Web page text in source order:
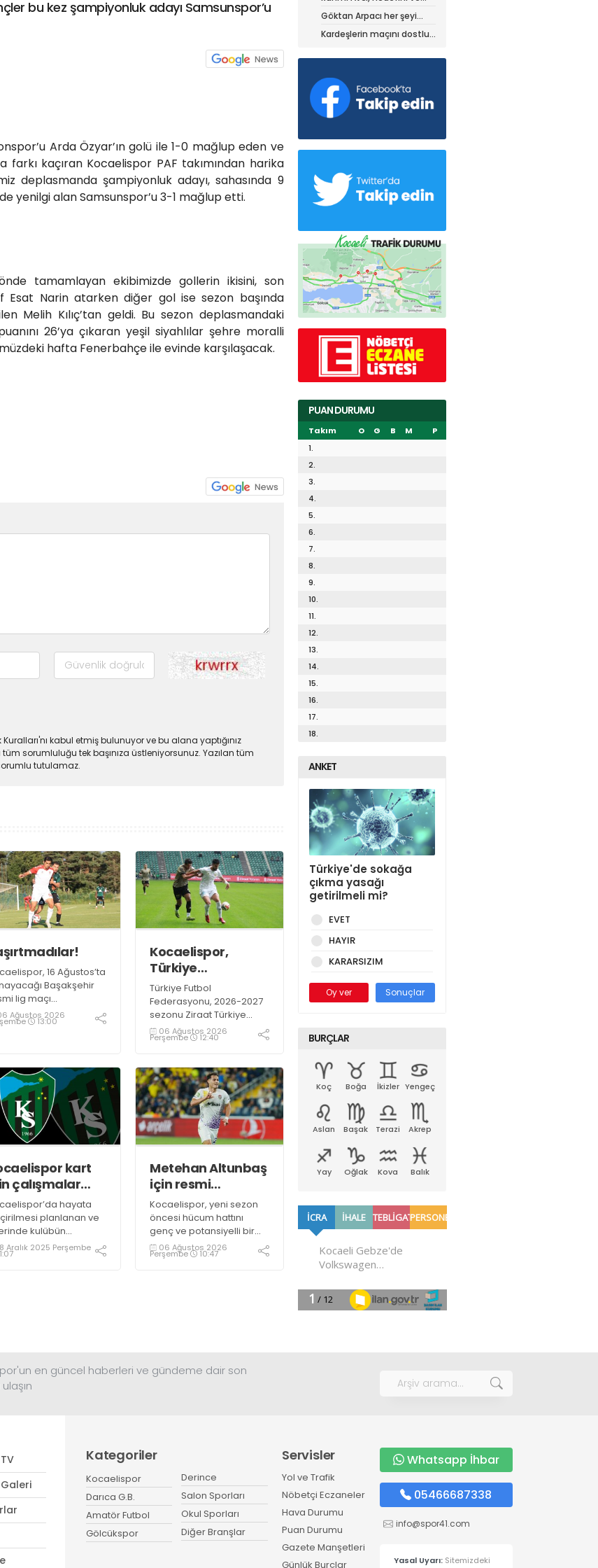
bu kez şampiyonluk adayı Samsunspor’u
Arda Özyar’ın golü ile 1-0 mağlup eden ve
farkı kaçıran Kocaelispor PAF takımından harika
deplasmanda şampiyonluk adayı, sahasında 9
yenilgi alan Samsunspor’u 3-1 mağlup etti.
tamamlayan ekibimizde gollerin ikisini, son
Esat Narin atarken diğer gol ise sezon başında
Melih Kılıç’tan geldi. Bu sezon deplasmandaki
26’ya çıkaran yeşil siyahlılar şehre moralli
hafta Fenerbahçe ile evinde karşılaşacak.
kabul etmiş bulunuyor ve bu alana yaptığınız
sorumluluğu tek başınıza üstleniyorsunuz. Yazılan tüm
tutulamaz.
16 Ağustos’ta
Başakşehir
lig maçı
son hazırlık
9 Ağustos Pazar
Ağustos 2026
13:00
Kocaelispor,
Türkiye
Kupası'ndaki ilk
maçını hangi
turda oynayacak?
Türkiye Futbol
Federasyonu, 2026-2027
sezonu Ziraat Türkiye
Kupası maç takvimini
duyurdu. İlk düdük 15-17
arasında oynanacak 1.
Eleme Turu
karşılaşmalarıyla çalacak.
06 Ağustos 2026
Perşembe 12:40
kart
çalışmalar
hayata
planlanan ve
kulübün
olacağı kredi
ile ilgili çalışmalar
Aralık 2025 Perşembe
Metehan Altunbaş
için resmi
açıklama
bekleniyor
Kocaelispor, yeni sezon
öncesi hücum hattını
genç ve potansiyelli bir
isimle güçlendirmeye
hazırlanıyor. Yeşil
06 Ağustos 2026
Perşembe 10:47
stratejisini paylaştı
Göktan Arpacı her şeyi
yaptı, ama?
Kardeşlerin maçını dostluk
PUAN DURUMU
Takım O G B M
P
1.
2.
3.
4.
5.
6.
7.
8.
9.
10.
11.
12.
13.
14.
15.
16.
17.
18.
ANKET
Türkiye'de sokağa
çıkma yasağı
getirilmeli mi?
EVET
HAYIR
KARARSIZIM
Oy ver Sonuçlar
BURÇLAR
Koç Boğa İkizler Yengeç
Aslan Başak Terazi Akrep
Yay Oğlak Kova Balık
en güncel haberleri ve gündeme dair son
Kategoriler
Kocaelispor
Darıca G.B.
Amatör Futbol
Gölcükspor
Derince
Salon Sporları
Okul Sporları
Diğer Branşlar
Servisler
Yol ve Trafik
Nöbetçi Eczaneler
Hava Durumu
Puan Durumu
Gazete Manşetleri
Günlük Burçlar
Whatsapp İhbar
05466687338
info@spor41.com
Yasal Uyarı: Sitemizdeki